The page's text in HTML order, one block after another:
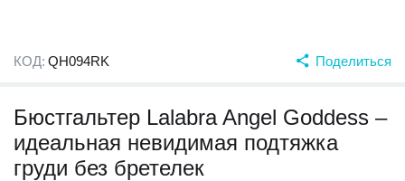
КОД: QH094RK Поделиться
Бюстгальтер Lalabra Angel Goddess –
идеальная невидимая подтяжка
груди без бретелек